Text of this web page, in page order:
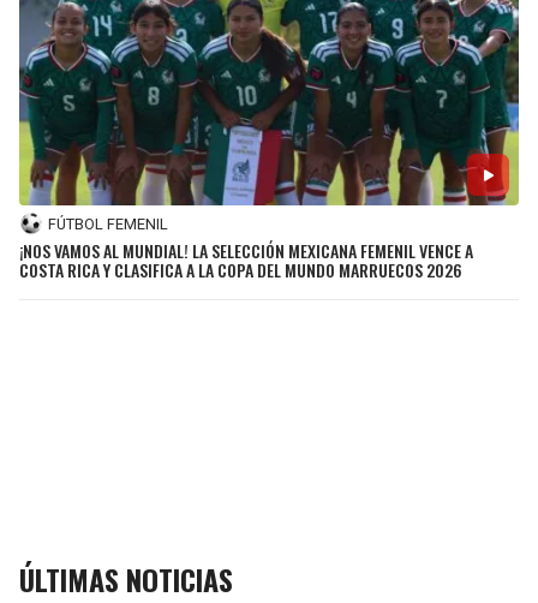
FÚTBOL FEMENIL
¡NOS VAMOS AL MUNDIAL! LA SELECCIÓN MEXICANA FEMENIL VENCE A
COSTA RICA Y CLASIFICA A LA COPA DEL MUNDO MARRUECOS 2026
ÚLTIMAS NOTICIAS